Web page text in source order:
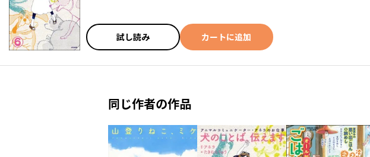
試し読み カートに追加
同じ作者の作品